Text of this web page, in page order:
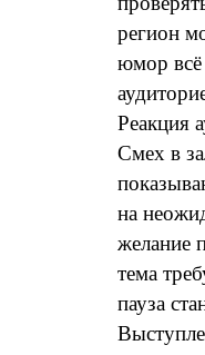
регион
юмор всё
Реакция
Смех в
на
желание
тема
пауза